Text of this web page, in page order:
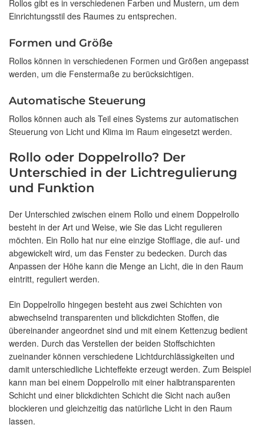
Rollos gibt es in verschiedenen Farben und Mustern, um dem
Einrichtungsstil des Raumes zu entsprechen.
Formen und Größe
Rollos können in verschiedenen Formen und Größen angepasst
werden, um die Fenstermaße zu berücksichtigen.
Automatische Steuerung
Rollos können auch als Teil eines Systems zur automatischen
Steuerung von Licht und Klima im Raum eingesetzt werden.
Rollo oder Doppelrollo? Der
Unterschied in der Lichtregulierung
und Funktion
Der Unterschied zwischen einem Rollo und einem Doppelrollo
besteht in der Art und Weise, wie Sie das Licht regulieren
möchten. Ein Rollo hat nur eine einzige Stofflage, die auf- und
abgewickelt wird, um das Fenster zu bedecken. Durch das
Anpassen der Höhe kann die Menge an Licht, die in den Raum
eintritt, reguliert werden.
Ein Doppelrollo hingegen besteht aus zwei Schichten von
abwechselnd transparenten und blickdichten Stoffen, die
übereinander angeordnet sind und mit einem Kettenzug bedient
werden. Durch das Verstellen der beiden Stoffschichten
zueinander können verschiedene Lichtdurchlässigkeiten und
damit unterschiedliche Lichteffekte erzeugt werden. Zum Beispiel
kann man bei einem Doppelrollo mit einer halbtransparenten
Schicht und einer blickdichten Schicht die Sicht nach außen
blockieren und gleichzeitig das natürliche Licht in den Raum
lassen.